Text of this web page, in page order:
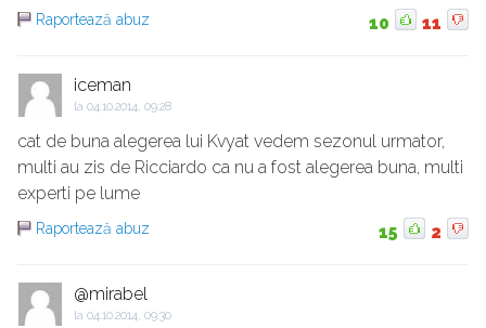
Raportează abuz 10 11
iceman
la 04.10.2014, 09:28
cat de buna alegerea lui Kvyat vedem sezonul urmator,
multi au zis de Ricciardo ca nu a fost alegerea buna, multi
experti pe lume
Raportează abuz 15 2
@mirabel
la 04.10.2014, 09:30